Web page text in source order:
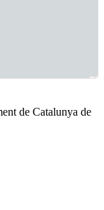
de Catalunya de